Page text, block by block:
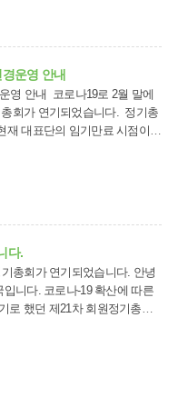
운영 안내
영 안내 ​ 코로나19로 2월 말에
회가 연기되었습니다. ​​ 정기총
재 대표단의 임기만료 시점이었
다.
회가 연기되었습니다. 안녕
니다. 코로나-19 확산에 따른
로 했던 제21차 회원정기총회